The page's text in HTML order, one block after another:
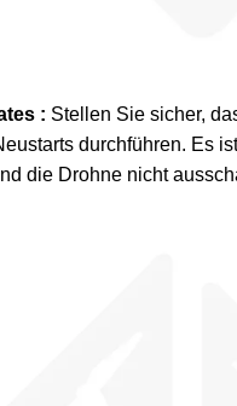
: Stellen Sie sicher,
durchführen. Es
die Drohne nicht